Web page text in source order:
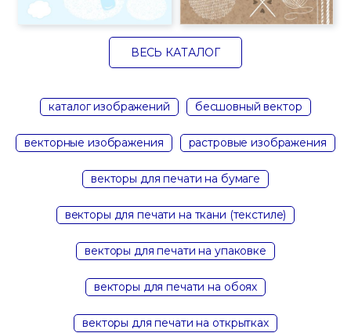
ВЕСЬ КАТАЛОГ
каталог изображений бесшовный вектор
векторные изображения растровые изображения
векторы для печати на бумаге
векторы для печати на ткани (текстиле)
векторы для печати на упаковке
векторы для печати на обоях
векторы для печати на открытках